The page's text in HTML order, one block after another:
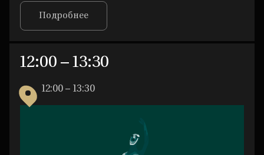
Подробнее
12:00 – 13:30
12:00 – 13:30